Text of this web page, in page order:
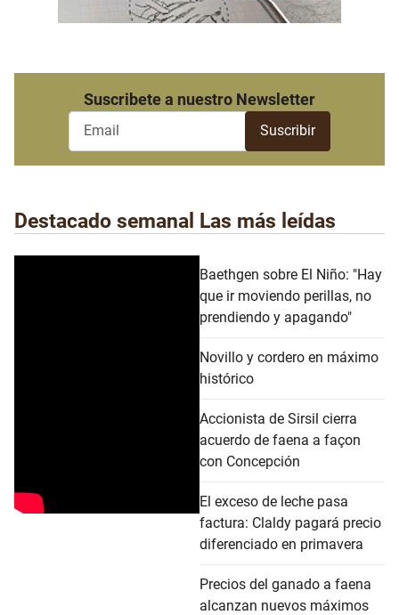
Suscribete a nuestro Newsletter
Destacado semanal Las más leídas
Baethgen sobre El Niño: "Hay
que ir moviendo perillas, no
prendiendo y apagando"
Novillo y cordero en máximo
histórico
Accionista de Sirsil cierra
acuerdo de faena a façon
con Concepción
El exceso de leche pasa
factura: Claldy pagará precio
diferenciado en primavera
Precios del ganado a faena
alcanzan nuevos máximos